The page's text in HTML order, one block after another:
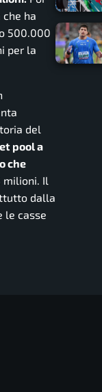
ha
500.000
per la
del
pool a
che
milioni. Il
dalla
le casse